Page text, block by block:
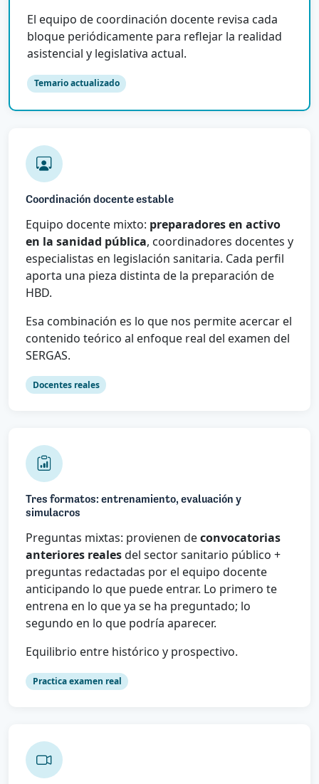
El equipo de coordinación docente revisa cada
bloque periódicamente para reflejar la realidad
asistencial y legislativa actual.
Temario actualizado
Coordinación docente estable
Equipo docente mixto: preparadores en activo
en la sanidad pública, coordinadores docentes y
especialistas en legislación sanitaria. Cada perfil
aporta una pieza distinta de la preparación de
HBD.
Esa combinación es lo que nos permite acercar el
contenido teórico al enfoque real del examen del
SERGAS.
Docentes reales
Tres formatos: entrenamiento, evaluación y
simulacros
Preguntas mixtas: provienen deconvocatorias
anteriores realesdel sector sanitario público +
preguntas redactadas por el equipo docente
anticipando lo que puede entrar. Lo primero te
entrena en lo que ya se ha preguntado; lo
segundo en lo que podría aparecer.
Equilibrio entre histórico y prospectivo.
Practica examen real